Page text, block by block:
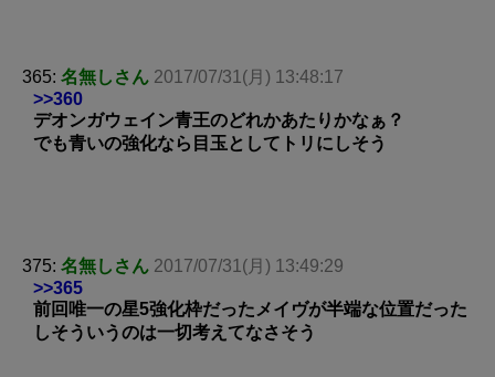
365: 名無しさん 2017/07/31(月) 13:48:17
>>360
デオンガウェイン青王のどれかあたりかなぁ？
でも青いの強化なら目玉としてトリにしそう
375: 名無しさん 2017/07/31(月) 13:49:29
>>365
前回唯一の星5強化枠だったメイヴが半端な位置だった
しそういうのは一切考えてなさそう